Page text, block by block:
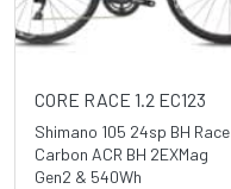
CORE RACE 1.2 EC123
Shimano 105 24sp BH Race
Carbon ACR BH 2EXMag
Gen2 & 540Wh